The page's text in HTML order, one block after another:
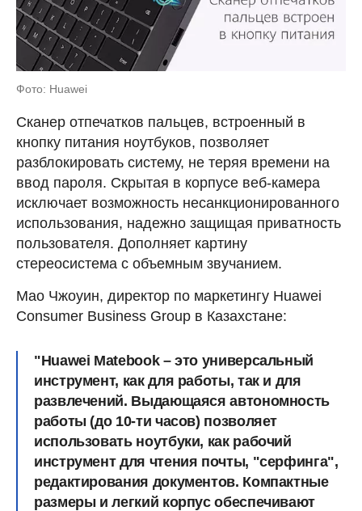
Фото: Huawei
Сканер отпечатков пальцев, встроенный в
кнопку питания ноутбуков, позволяет
разблокировать систему, не теряя времени на
ввод пароля. Скрытая в корпусе веб-камера
исключает возможность несанкционированного
использования, надежно защищая приватность
пользователя. Дополняет картину
стереосистема с объемным звучанием.
Мао Чжоуин, директор по маркетингу Huawei
Consumer Business Group в Казахстане:
"Huawei Matebook – это универсальный
инструмент, как для работы, так и для
развлечений. Выдающаяся автономность
работы (до 10-ти часов) позволяет
использовать ноутбуки, как рабочий
инструмент для чтения почты, "серфинга",
редактирования документов. Компактные
размеры и легкий корпус обеспечивают